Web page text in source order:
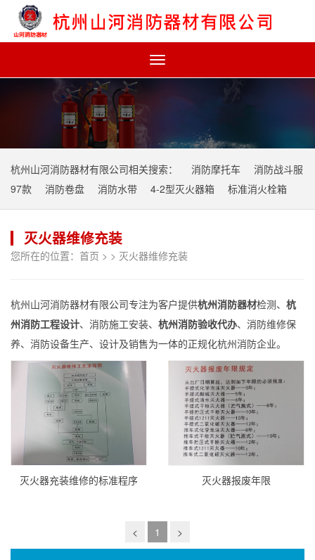
Toggle
杭州山河消防器材有限公司相关搜索： 消防摩托车
消防战斗服
97款
消防卷盘 消防水带 4-2型灭火器箱 标准消火栓箱
灭火器维修充装
您所在的位置： 首页 > > 灭火器维修充装
杭州山河消防器材有限公司专注为客户提供杭州消防器材检测、 杭
州消防工程设计、消防施工安装、 杭州消防验收代办、消防维修保
养、消防设备生产、设计及销售为一体的正规化杭州消防企业。
灭火器充装维修的标准程序 灭火器报废年限
< 1 >